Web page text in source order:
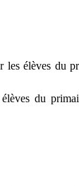
les élèves du
du